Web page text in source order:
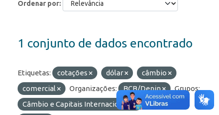
Ordenar por
1 conjunto de dados encontrado
Etiquetas: cotações dólar
câmbio
comercial
Organizações: BCB/Depin
Grupos:
Câmbio e Capitais Internacionais
Formatos: